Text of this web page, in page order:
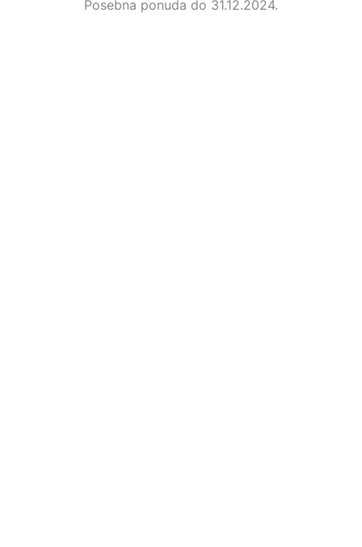
Posebna ponuda do 31.12.2024.